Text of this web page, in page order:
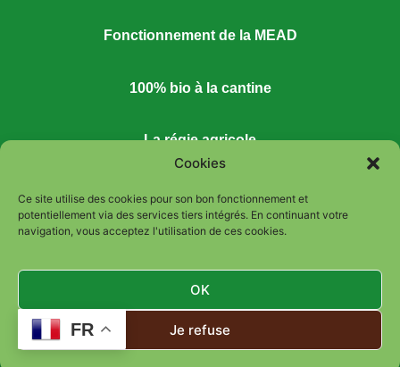
Cookies
Ce site utilise des cookies pour son bon fonctionnement et
potentiellement via des services tiers intégrés. En continuant votre
navigation, vous acceptez l'utilisation de ces cookies.
OK
Je refuse
Fonctionnement de la MEAD
100% bio à la cantine
La régie agricole
Espace ressources
Contact
FAQ
FR